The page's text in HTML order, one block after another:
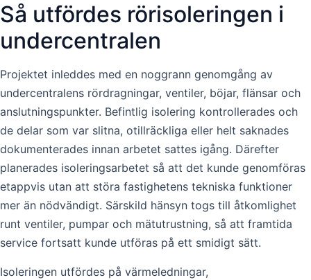
Så utfördes rörisoleringen i
undercentralen
Projektet inleddes med en noggrann genomgång av
undercentralens rördragningar, ventiler, böjar, flänsar och
anslutningspunkter. Befintlig isolering kontrollerades och
de delar som var slitna, otillräckliga eller helt saknades
dokumenterades innan arbetet sattes igång. Därefter
planerades isoleringsarbetet så att det kunde genomföras
etappvis utan att störa fastighetens tekniska funktioner
mer än nödvändigt. Särskild hänsyn togs till åtkomlighet
runt ventiler, pumpar och mätutrustning, så att framtida
service fortsatt kunde utföras på ett smidigt sätt.
Isoleringen utfördes på värmeledningar,